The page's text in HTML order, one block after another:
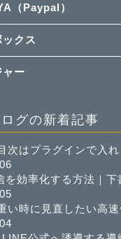
（Paypal）
クス
ャー
グの新着記事
次はプラグインで入
を効率化する方法｜
い時に見直したい高